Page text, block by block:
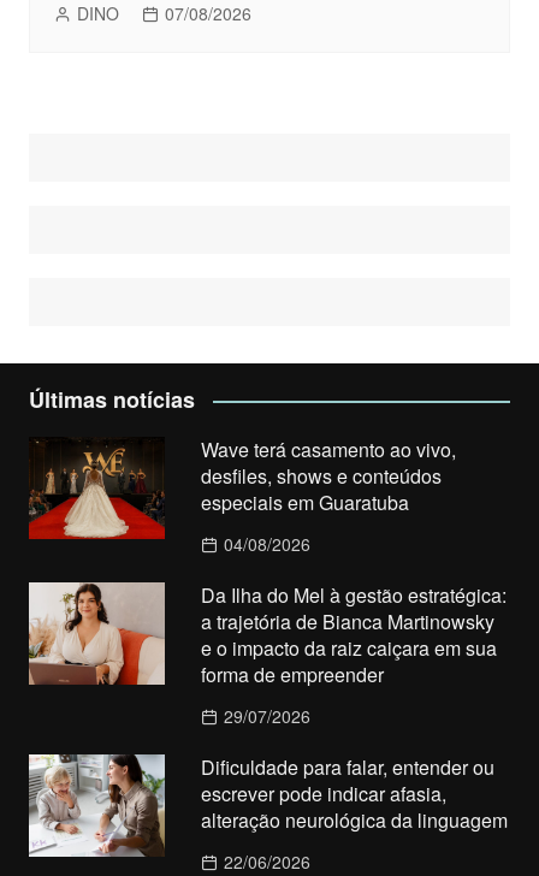
DINO 07/08/2026
Últimas notícias
Wave terá casamento ao vivo,
desfiles, shows e conteúdos
especiais em Guaratuba
04/08/2026
Da Ilha do Mel à gestão estratégica:
a trajetória de Bianca Martinowsky
e o impacto da raiz caiçara em sua
forma de empreender
29/07/2026
Dificuldade para falar, entender ou
escrever pode indicar afasia,
alteração neurológica da linguagem
22/06/2026